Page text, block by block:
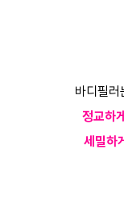
바디필러
정교하
세밀하